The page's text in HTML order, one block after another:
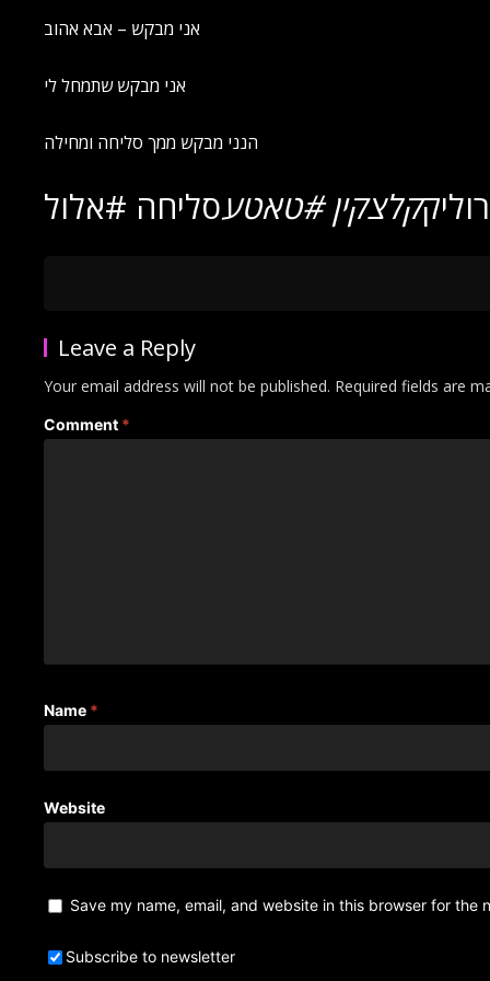
אני מבקש – אבא אהוב
אני מבקש שתמחל לי
הנני מבקש ממך סליחה ומחילה
קלצקין #טאטעסליחה #אלול
Leave a Reply
Your email address will not be published. Required fields are
Comment *
Name *
Website
Save my name, email, and website in this browser for the
Subscribe to newsletter